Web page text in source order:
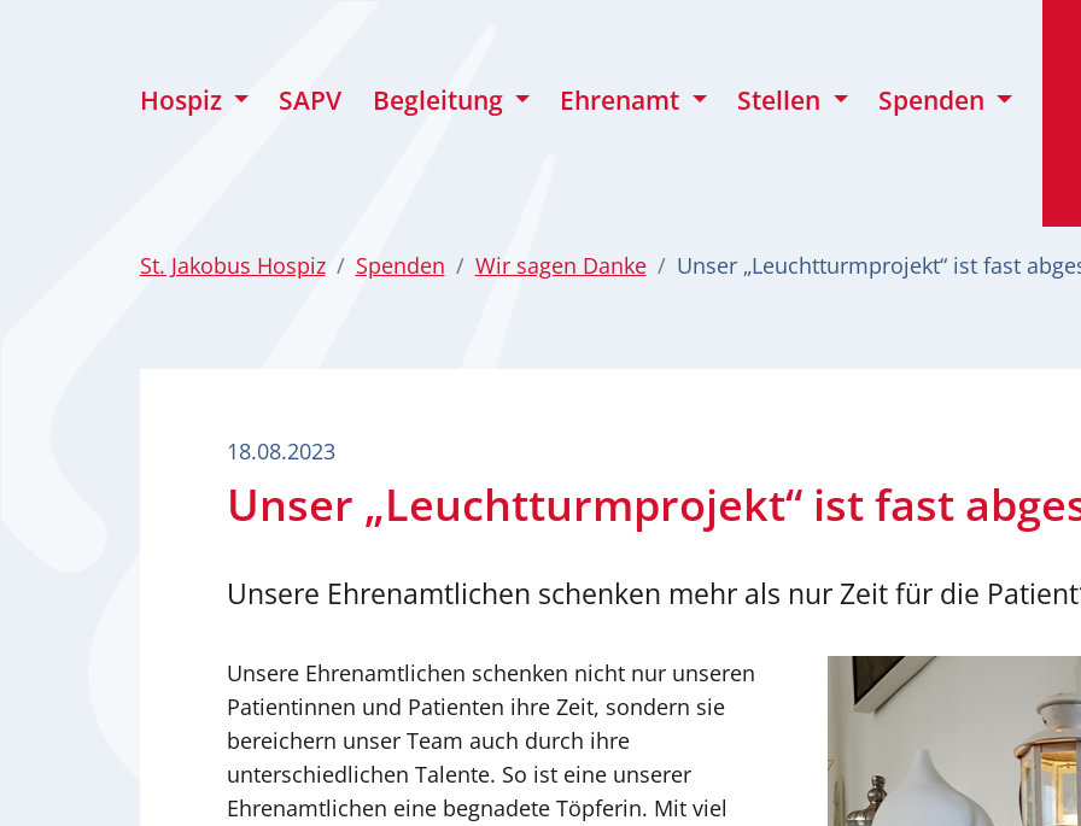
Hospiz SAPV Begleitung Ehrenamt Stellen Spenden
St. Jakobus Hospiz Spenden Wir sagen Danke Unser „Leuchtturmprojekt“ ist fast
18.08.2023
Unser „Leuchtturmprojekt“ ist fast
Unsere Ehrenamtlichen schenken mehr als nur Zeit für die
Unsere Ehrenamtlichen schenken nicht nur unseren
Patientinnen und Patienten ihre Zeit, sondern sie
bereichern unser Team auch durch ihre
unterschiedlichen Talente. So ist eine unserer
Ehrenamtlichen eine begnadete Töpferin. Mit viel